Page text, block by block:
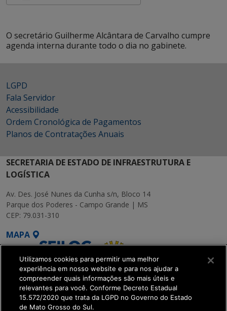
O secretário Guilherme Alcântara de Carvalho cumpre
agenda interna durante todo o dia no gabinete.
LGPD
Fala Servidor
Acessibilidade
Ordem Cronológica de Pagamentos
Planos de Contratações Anuais
SECRETARIA DE ESTADO DE INFRAESTRUTURA E
LOGÍSTICA
Av. Des. José Nunes da Cunha s/n, Bloco 14
Parque dos Poderes - Campo Grande | MS
CEP: 79.031-310
MAPA
SETDIG | Secretaria-
Utilizamos cookies para permitir uma melhor
experiência em nosso website e para nos ajudar a
compreender quais informações são mais úteis e
relevantes para você. Conforme Decreto Estadual
15.572/2020 que trata da LGPD no Governo do Estado
de Mato Grosso do Sul.